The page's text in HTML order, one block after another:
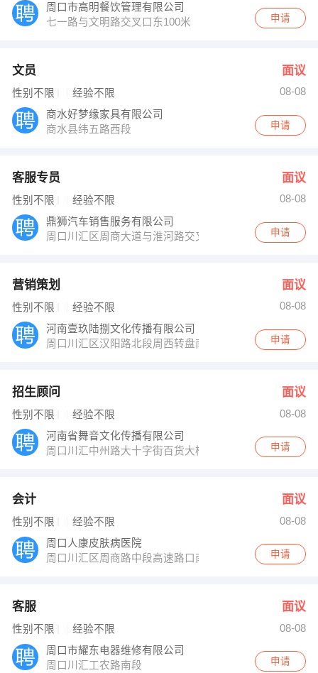
周口市高明餐饮管理有限公司
七一路与文明路交叉口东100米
申请
文员 面议
性别不限 经验不限
08-08
商水好梦缘家具有限公司
商水县纬五路西段
申请
客服专员 面议
性别不限 经验不限
08-08
鼎狮汽车销售服务有限公司
周口川汇区周商大道与淮河路交叉口路西东风标致4S店
申请
营销策划 面议
性别不限 经验不限
08-08
河南壹玖陆捌文化传播有限公司
周口川汇区汉阳路北段周西转盘南300米路东
申请
招生顾问 面议
性别不限 经验不限
08-08
河南省舞音文化传播有限公司
周口川汇中州路大十字街百货大楼
申请
会计 面议
性别不限 经验不限
08-08
周口人康皮肤病医院
周口川汇区周商路中段高速路口南300米路东
申请
客服 面议
性别不限 经验不限
08-08
周口市耀东电器维修有限公司
周口川汇工农路南段
申请